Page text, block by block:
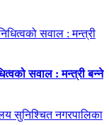
सवाल : मन्त्री बन्ने